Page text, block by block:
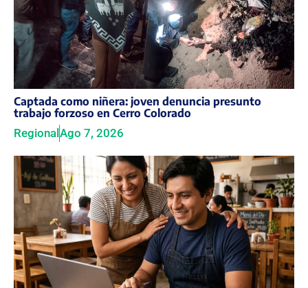
Captada como niñera: joven denuncia presunto
trabajo forzoso en Cerro Colorado
RegionalAgo 7, 2026